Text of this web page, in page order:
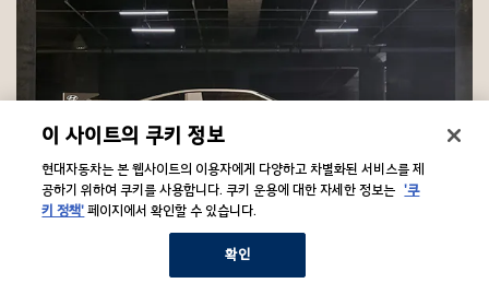
N Vision 74: 현대자동차 고성능 브랜드 N의 미래를 구현하는 모델
이 사이트의 쿠키 정보
현대자동차는 본 웹사이트의 이용자에게 다양하고 차별화된 서비스를 제
공하기 위하여 쿠키를 사용합니다. 쿠키 운용에 대한 자세한 정보는 '쿠
키 정책'페이지에서 확인할 수 있습니다.
확인